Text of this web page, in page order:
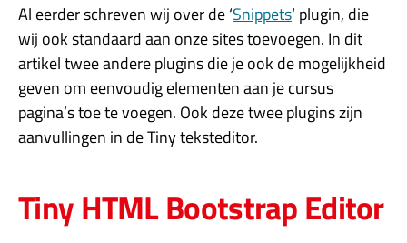
Al eerder schreven wij over de ‘Snippets‘ plugin, die
wij ook standaard aan onze sites toevoegen. In dit
artikel twee andere plugins die je ook de mogelijkheid
geven om eenvoudig elementen aan je cursus
pagina’s toe te voegen. Ook deze twee plugins zijn
aanvullingen in de Tiny teksteditor.
Tiny HTML Bootstrap Editor